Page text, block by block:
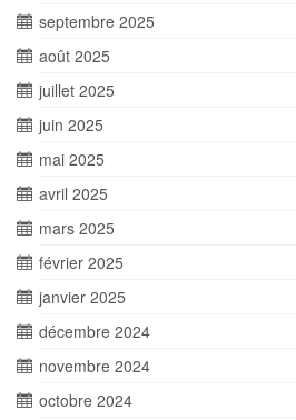
septembre 2025
août 2025
juillet 2025
juin 2025
mai 2025
avril 2025
mars 2025
février 2025
janvier 2025
décembre 2024
novembre 2024
octobre 2024